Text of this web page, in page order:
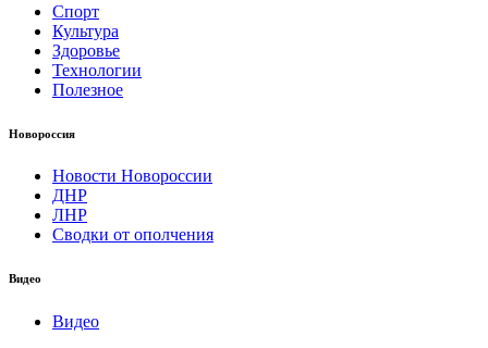
Спорт
Культура
Здоровье
Технологии
Полезное
Новороссия
Новости Новороссии
ДНР
ЛНР
Сводки от ополчения
Видео
Видео